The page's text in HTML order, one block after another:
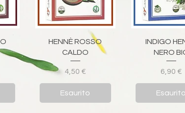
Vista rapida
HENNÈ ROSSO
CALDO
Prezzo
4,50 €
Esaurito
Vista
INDIGO
NERO
6,90 €
Esaurito